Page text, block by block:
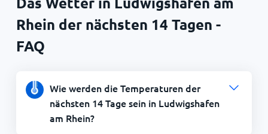
Rhein der nächsten 14 Tagen -
FAQ
Wie werden die Temperaturen der
nächsten 14 Tage sein in Ludwigshafen
am Rhein?